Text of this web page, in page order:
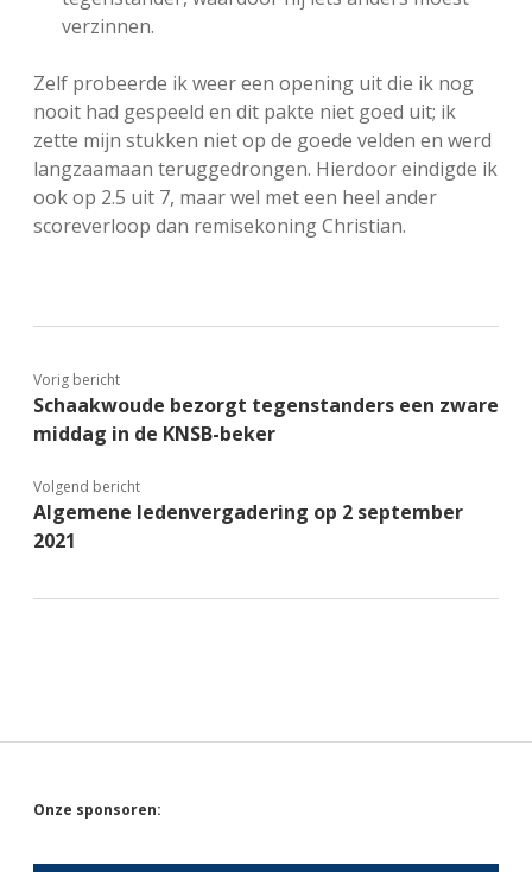
verzinnen.
Zelf probeerde ik weer een opening uit die ik nog
nooit had gespeeld en dit pakte niet goed uit; ik
zette mijn stukken niet op de goede velden en werd
langzaamaan teruggedrongen. Hierdoor eindigde ik
ook op 2.5 uit 7, maar wel met een heel ander
scoreverloop dan remisekoning Christian.
Vorig bericht
Schaakwoude bezorgt tegenstanders een zware
middag in de KNSB-beker
Volgend bericht
Algemene ledenvergadering op 2 september
2021
Sidebar
Onze sponsoren: